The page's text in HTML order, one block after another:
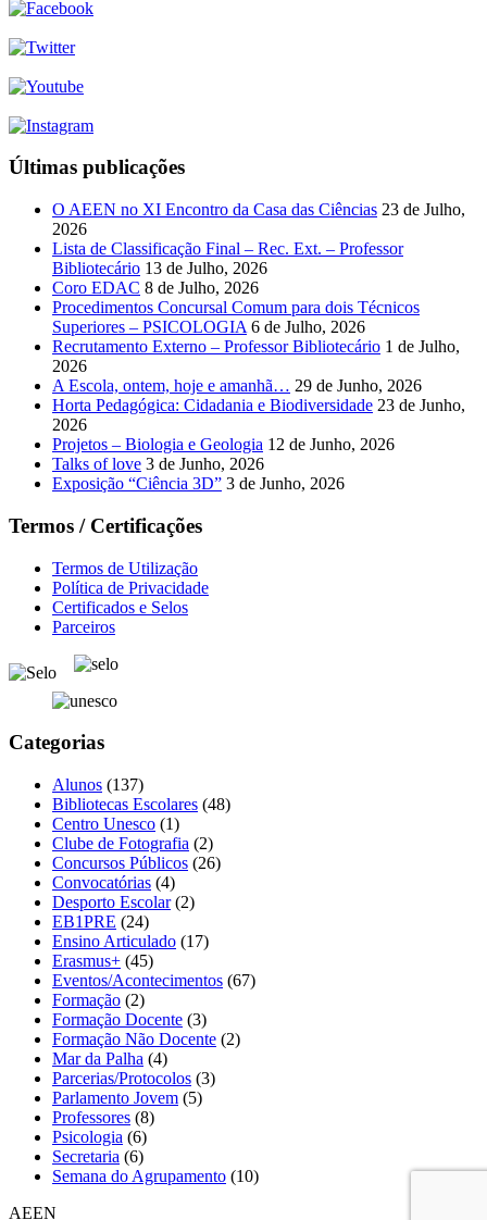
Últimas publicações
O AEEN no XI Encontro da Casa das Ciências 23 de Julho,
2026
Lista de Classificação Final – Rec. Ext. – Professor
Bibliotecário 13 de Julho, 2026
Coro EDAC 8 de Julho, 2026
Procedimentos Concursal Comum para dois Técnicos
Superiores – PSICOLOGIA 6 de Julho, 2026
Recrutamento Externo – Professor Bibliotecário 1 de Julho,
2026
A Escola, ontem, hoje e amanhã… 29 de Junho, 2026
Horta Pedagógica: Cidadania e Biodiversidade 23 de Junho,
2026
Projetos – Biologia e Geologia 12 de Junho, 2026
Talks of love 3 de Junho, 2026
Exposição “Ciência 3D” 3 de Junho, 2026
Termos / Certificações
Termos de Utilização
Política de Privacidade
Certificados e Selos
Parceiros
Categorias
Alunos (137)
Bibliotecas Escolares (48)
Centro Unesco (1)
Clube de Fotografia (2)
Concursos Públicos (26)
Convocatórias (4)
Desporto Escolar(2)
EB1PRE (24)
Ensino Articulado (17)
Erasmus+ (45)
Eventos/Acontecimentos (67)
Formação (2)
Formação Docente (3)
Formação Não Docente (2)
Mar da Palha (4)
Parcerias/Protocolos (3)
Parlamento Jovem (5)
Professores (8)
Psicologia (6)
Secretaria (6)
Semana do Agrupamento (10)
AEEN